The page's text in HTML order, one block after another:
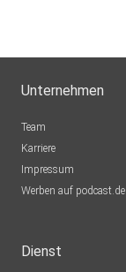
Unternehmen
Team
Karriere
Impressum
Werben auf podcast.de
Dienst